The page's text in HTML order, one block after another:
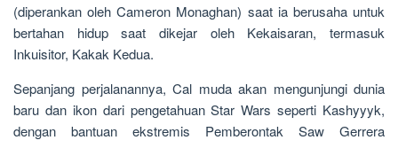
(diperankan oleh Cameron Monaghan) saat ia berusaha untuk
bertahan hidup saat dikejar oleh Kekaisaran, termasuk
Inkuisitor, Kakak Kedua.
Sepanjang perjalanannya, Cal muda akan mengunjungi dunia
baru dan ikon dari pengetahuan Star Wars seperti Kashyyyk,
dengan bantuan ekstremis Pemberontak Saw Gerrera